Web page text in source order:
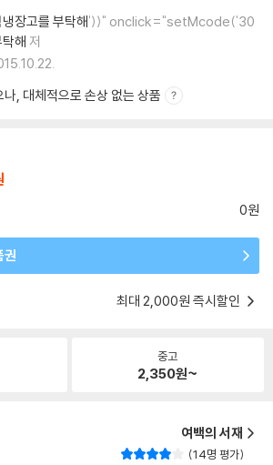
냉장고를 부탁해'))" onclick="setMcode('30
해 저
, 대체적으로 손상 없는 상품
0원
권
최대 2,000원 즉시할인
중고
2,350원~
여백의 서재
14명 평가